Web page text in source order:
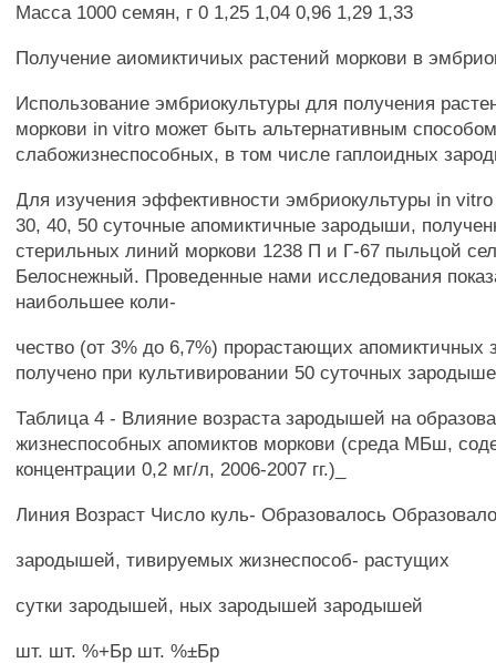
Масса 1000 семян, г 0 1,25 1,04 0,96 1,29 1,33
Получение аиомиктичиых растений моркови в
Использование эмбриокультуры для получения
моркови in vitro может быть альтернативным
слабожизнеспособных, в том числе гаплоидных
Для изучения эффективности эмбриокультуры in
30, 40, 50 суточные апомиктичные зародыши,
стерильных линий моркови 1238 П и Г-67 пыльцой
Белоснежный. Проведенные нами исследования
наибольшее коли-
чество (от 3% до 6,7%) прорастающих
получено при культивировании 50 суточных
Таблица 4 - Влияние возраста зародышей на
жизнеспособных апомиктов моркови (среда МБш,
концентрации 0,2 мг/л, 2006-2007 гг.)_
Линия Возраст Число куль- Образовалось
зародышей, тивируемых жизнеспособ- растущих
сутки зародышей, ных зародышей зародышей
шт. шт. %+Бр шт. %±Бр